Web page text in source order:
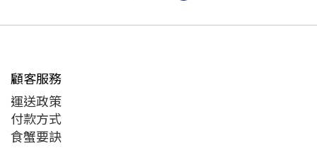
顧客服務
運送政策
付款方式
食蟹要訣